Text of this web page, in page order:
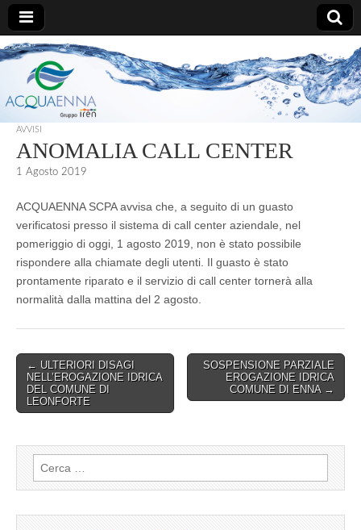
AcquaEnna
AVVISI
ANOMALIA CALL CENTER
1 Agosto 2019
ACQUAENNA SCPA avvisa che, a seguito di un guasto
verificatosi presso il sistema di call center aziendale, nel
pomeriggio di oggi, 1 agosto 2019, non è stato possibile
rispondere alla chiamate degli utenti. Il guasto è stato
prontamente riparato e il servizio di call center tornerà alla
normalità dalla mattina del 2 agosto.
Post
navigation
← ULTERIORI DISAGI
NELL’EROGAZIONE IDRICA
DEL COMUNE DI
LEONFORTE
SOSPENSIONE PARZIALE
EROGAZIONE IDRICA
COMUNE DI ENNA →
Ricerca
per: